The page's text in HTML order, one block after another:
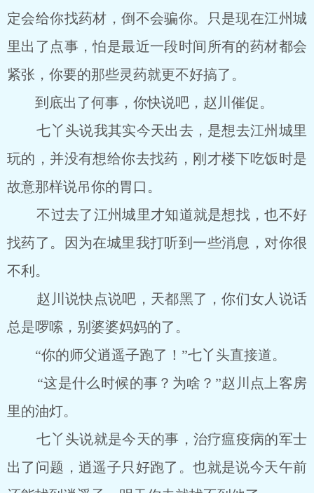
定会给你找药材，倒不会骗你。只是现在江州城
里出了点事，怕是最近一段时间所有的药材都会
紧张，你要的那些灵药就更不好搞了。
到底出了何事，你快说吧，赵川催促。
七丫头说我其实今天出去，是想去江州城里
玩的，并没有想给你去找药，刚才楼下吃饭时是
故意那样说吊你的胃口。
不过去了江州城里才知道就是想找，也不好
找药了。因为在城里我打听到一些消息，对你很
不利。
赵川说快点说吧，天都黑了，你们女人说话
总是啰嗦，别婆婆妈妈的了。
“你的师父逍遥子跑了！”七丫头直接道。
“这是什么时候的事？为啥？”赵川点上客房
里的油灯。
七丫头说就是今天的事，治疗瘟疫病的军士
出了问题，逍遥子只好跑了。也就是说今天午前